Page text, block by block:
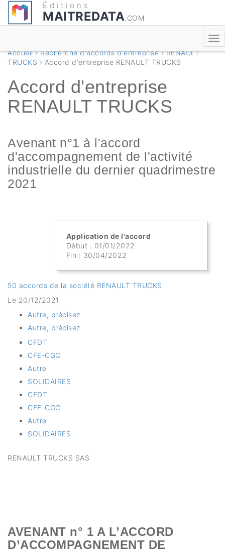
Éditions
MAITREDATA.COM
Accueil›Recherche d'accords d'entreprise›RENAULT
TRUCKS › Accord d'entreprise RENAULT TRUCKS
Accord d'entreprise
RENAULT TRUCKS
Avenant n°1 à l'accord
d'accompagnement de l'activité
industrielle du dernier quadrimestre
2021
Application de l'accord
Début : 01/01/2022
Fin : 30/04/2022
50 accords de la société RENAULT TRUCKS
Le 20/12/2021
Autre, précisez
Autre, précisez
CFDT
CFE-CGC
Autre
SOLIDAIRES
CFDT
CFE-CGC
Autre
SOLIDAIRES
RENAULT TRUCKS SAS
AVENANT n° 1 A L’ACCORD
D’ACCOMPAGNEMENT DE